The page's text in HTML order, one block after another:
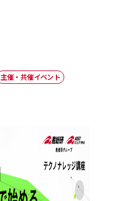
主催・共催イベント